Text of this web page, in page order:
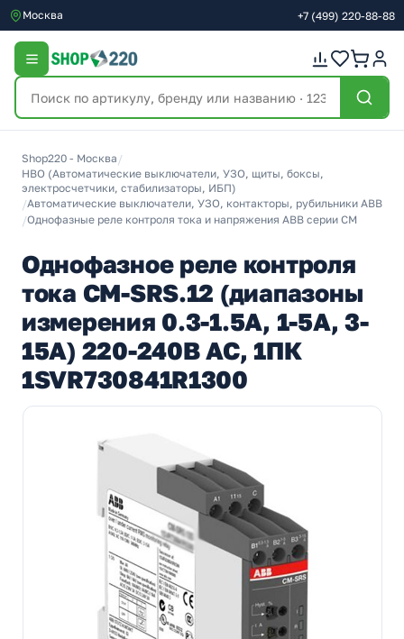
Москва +7 (499) 220-88-88
Shop220 - Москва /
НВО (Автоматические выключатели, УЗО, щиты, боксы,
электросчетчики, стабилизаторы, ИБП)
/Автоматические выключатели, УЗО, контакторы, рубильники ABB
/Однофазные реле контроля тока и напряжения ABB серии CM
Однофазное реле контроля
тока CM-SRS.12 (диапазоны
измерения 0.3-1.5А, 1-5A, 3-
15A) 220-240В AC, 1ПК
1SVR730841R1300